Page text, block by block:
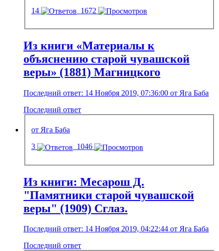
14
1672
Из книги «Материалы к
объяснению старой чувашской
веры» (1881) Магницкого
Последний ответ: 14 Ноября 2019, 07:36:00 от Яга Баба
Последний ответ
от Яга Баба
3
1046
Из книги: Месарош Д.
"Памятники старой чувашской
веры" (1909) Сглаз.
Последний ответ: 14 Ноября 2019, 04:22:44 от Яга Баба
Последний ответ